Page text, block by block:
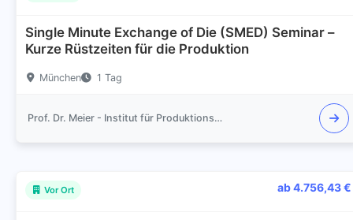
Single Minute Exchange of Die (SMED) Seminar –
Kurze Rüstzeiten für die Produktion
München 1 Tag
Prof. Dr. Meier - Institut für Produktionsmanagement und Logistik
Vor Ort ab 4.756,43 €